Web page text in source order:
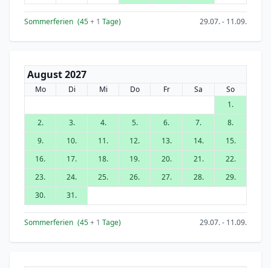
Sommerferien (45+ 1 Tage) 29.07. - 11.09.
August 2027
Mo Di Mi Do Fr Sa
So
1.
2.
3. 4. 5. 6. 7.
8.
9.
10. 11. 12. 13. 14.
15.
16.
17. 18. 19. 20. 21.
22.
23.
24. 25. 26. 27. 28.
29.
30.
31.
Sommerferien (45+ 1 Tage) 29.07. - 11.09.